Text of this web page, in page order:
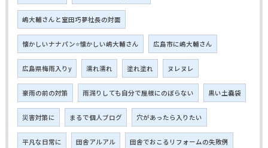
嶋大輔さんと室田巧夢社長の対面
懐かしいナナパン⭐懐かしい嶋大輔さん 広島市に嶋大輔さん
広島県梅雨入りy 濡れ濡れ 塗れ塗れ ヌレヌレ
豪雨の前の対策 雨漏りしても自分で屋根にのぼらない 黒い土嚢袋
災害対策に まるで個人ブログ 穴があったら入りたい
平凡な日常に 田舎アルアル 田舎でおこるリフォームの失敗例